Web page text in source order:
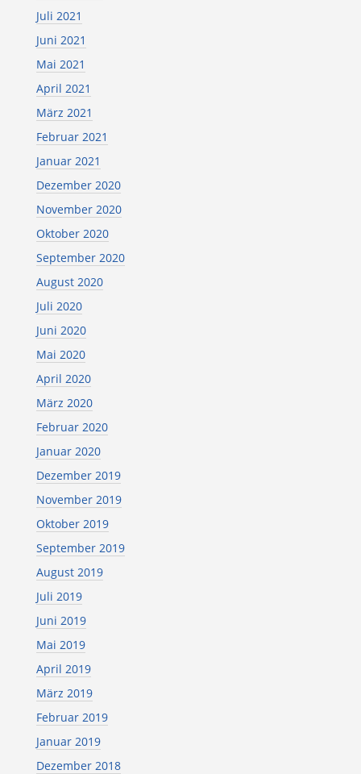
Juli 2021
Juni 2021
Mai 2021
April 2021
März 2021
Februar 2021
Januar 2021
Dezember 2020
November 2020
Oktober 2020
September 2020
August 2020
Juli 2020
Juni 2020
Mai 2020
April 2020
März 2020
Februar 2020
Januar 2020
Dezember 2019
November 2019
Oktober 2019
September 2019
August 2019
Juli 2019
Juni 2019
Mai 2019
April 2019
März 2019
Februar 2019
Januar 2019
Dezember 2018